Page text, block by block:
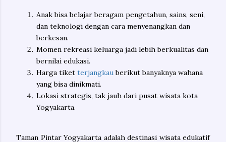
Anak bisa belajar beragam pengetahun, sains, seni,
dan teknologi dengan cara menyenangkan dan
berkesan.
Momen rekreasi keluarga jadi lebih berkualitas dan
bernilai edukasi.
Harga tiket terjangkauberikut banyaknya wahana
yang bisa dinikmati.
Lokasi strategis, tak jauh dari pusat wisata kota
Yogyakarta.
Taman Pintar Yogyakarta adalah destinasi wisata edukatif